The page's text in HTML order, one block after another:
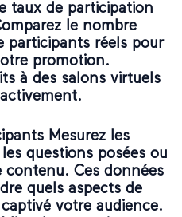
taux de participation
le nombre
participants réels pour
promotion.
à des salons virtuels
Mesurez les
questions posées ou
contenu. Ces données
quels aspects de
votre audience.